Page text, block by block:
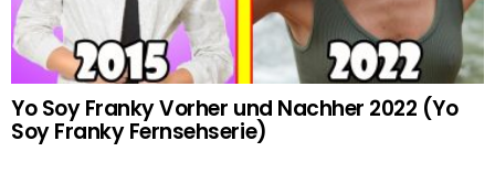
Yo Soy Franky Vorher und Nachher 2022 (Yo
Soy Franky Fernsehserie)